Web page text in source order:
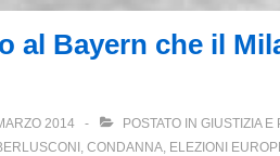
al Bayern che il
2014 POSTATO IN GIUSTIZIA E
, CONDANNA, ELEZIONI